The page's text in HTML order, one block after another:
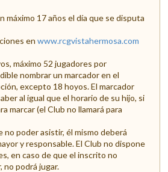
máximo 17 años el día que se disputa
en www.rcgvistahermosa.com
máximo 52 jugadores por
nombrar un marcador en el
excepto 18 hoyos. El marcador
al igual que el horario de su hijo, si
marcar (el Club no llamará para
no poder asistir, él mismo deberá
y responsable. El Club no dispone
en caso de que el inscrito no
no podrá jugar.